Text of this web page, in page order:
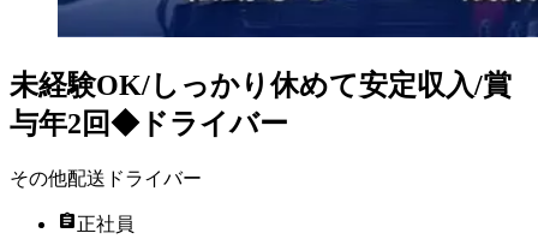
未経験OK/しっかり休めて安定収入/賞
与年2回◆ドライバー
その他配送ドライバー
正社員